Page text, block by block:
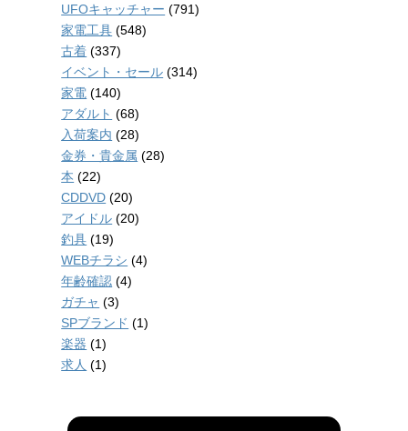
UFOキャッチャー (791)
家電工具 (548)
古着 (337)
イベント・セール (314)
家電 (140)
アダルト (68)
入荷案内 (28)
金券・貴金属 (28)
本 (22)
CDDVD (20)
アイドル (20)
釣具 (19)
WEBチラシ (4)
年齢確認 (4)
ガチャ (3)
SPブランド (1)
楽器 (1)
求人 (1)